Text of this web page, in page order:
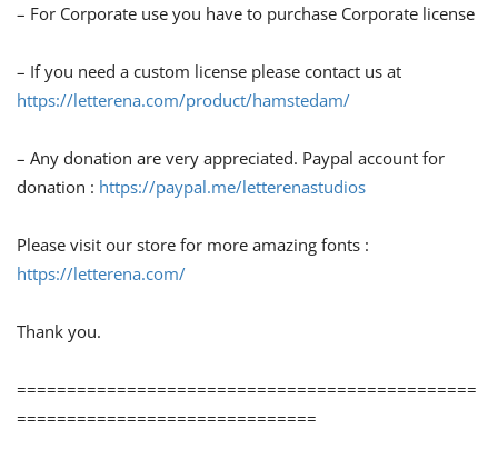
– For Corporate use you have to purchase Corporate license
– If you need a custom license please contact us at
https://letterena.com/product/hamstedam/
– Any donation are very appreciated. Paypal account for
donation : https://paypal.me/letterenastudios
Please visit our store for more amazing fonts :
https://letterena.com/
Thank you.
==============================================
==============================